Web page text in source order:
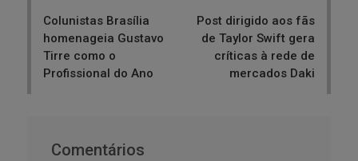
Colunistas Brasília
homenageia Gustavo
Tirre como o
Profissional do Ano
Post dirigido aos fãs
de Taylor Swift gera
críticas à rede de
mercados Daki
Comentários